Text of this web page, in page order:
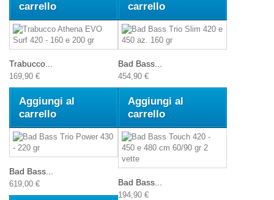
carrello
carrello
Trabucco...
169,90 €
Aggiungi al
carrello
Bad Bass...
454,90 €
Aggiungi al
carrello
Bad Bass...
619,00 € Bad Bass...
194,90 €